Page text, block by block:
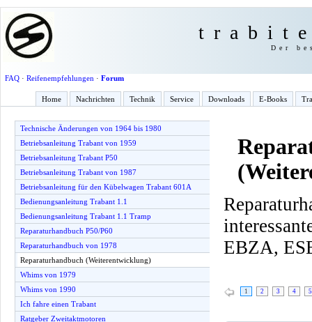
Der
FAQ· Reifenempfehlungen · Forum
Home Nachrichten Technik Service Downloads E-Books
Technische Änderungen von 1964 bis 1980
Betriebsanleitung Trabant von 1959
Betriebsanleitung Trabant P50
Betriebsanleitung Trabant von 1987
Betriebsanleitung für den Kübelwagen Trabant 601A
Bedienungsanleitung Trabant 1.1
Bedienungsanleitung Trabant 1.1 Tramp
Reparaturhandbuch P50/P60
Reparaturhandbuch von 1978
Reparaturhandbuch (Weiterentwicklung)
Whims von 1979
Whims von 1990
Ich fahre einen Trabant
Ratgeber Zweitaktmotoren
EBZA,
1 2 3 4 5